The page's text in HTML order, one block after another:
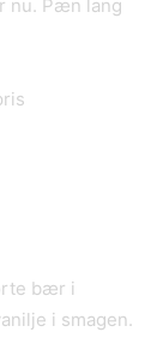
nu. Pæn lang
bær i
i smagen.